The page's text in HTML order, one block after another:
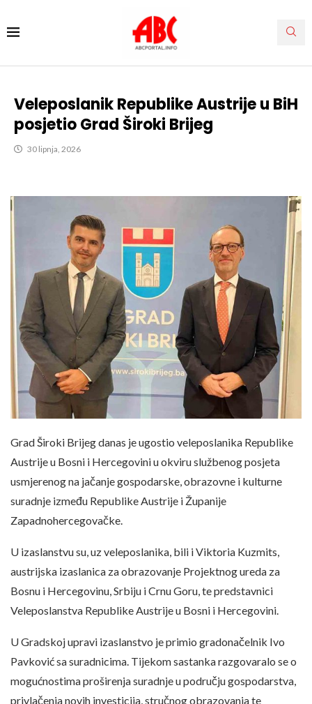
Veleposlanik Republike Austrije u BiH
posjetio Grad Široki Brijeg
30 lipnja, 2026
Grad Široki Brijeg danas je ugostio veleposlanika Republike
Austrije u Bosni i Hercegovini u okviru službenog posjeta
usmjerenog na jačanje gospodarske, obrazovne i kulturne
suradnje između Republike Austrije i Županije
Zapadnohercegovačke.
U izaslanstvu su, uz veleposlanika, bili i Viktoria Kuzmits,
austrijska izaslanica za obrazovanje Projektnog ureda za
Bosnu i Hercegovinu, Srbiju i Crnu Goru, te predstavnici
Veleposlanstva Republike Austrije u Bosni i Hercegovini.
U Gradskoj upravi izaslanstvo je primio gradonačelnik Ivo
Pavković sa suradnicima. Tijekom sastanka razgovaralo se o
mogućnostima proširenja suradnje u području gospodarstva,
privlačenja novih investicija, stručnog obrazovanja te